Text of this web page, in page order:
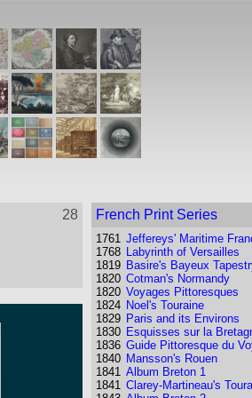
28 French Print Series
1761
1768
1819
1820
1820
1824
1829
1830
1836
1840
1841
1841
Jeffereys' Maritime
Labyrinth of Versailles
Basire's Bayeux
Cotman's Normandy
Voyages Pittoresques
Noel's Touraine
Paris and its Environs
Esquisses sur la
Guide Pittoresque du
Mansson's Rouen
Album Breton 1
Clarey-Martineau's